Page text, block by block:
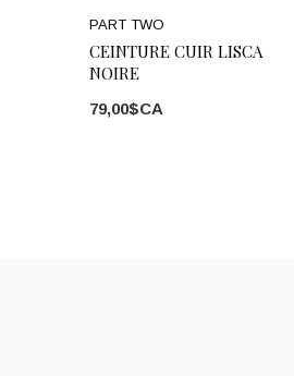
PART TWO
CEINTURE CUIR LISCA
NOIRE
79,00$CA